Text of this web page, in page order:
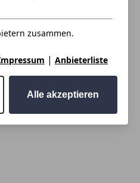
zusammen.
| Anbieterliste
Alle akzeptieren